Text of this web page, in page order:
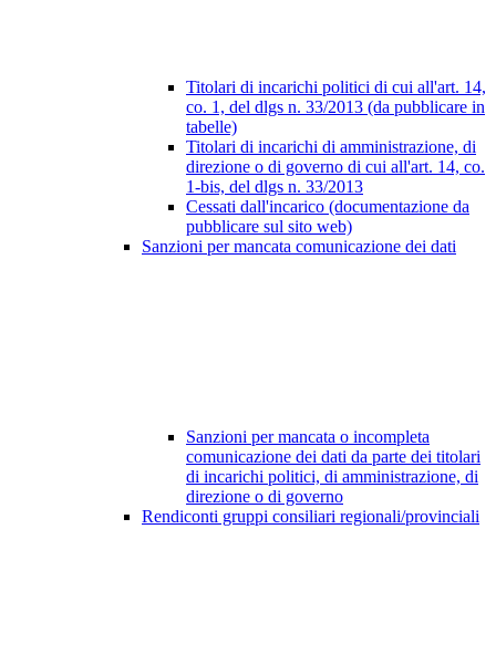
Titolari di incarichi politici di cui all'art. 14,
co. 1, del dlgs n. 33/2013 (da pubblicare in
tabelle)
Titolari di incarichi di amministrazione, di
direzione o di governo di cui all'art. 14, co.
1-bis, del dlgs n. 33/2013
Cessati dall'incarico (documentazione da
pubblicare sul sito web)
Sanzioni per mancata comunicazione dei dati
Sanzioni per mancata o incompleta
comunicazione dei dati da parte dei titolari
di incarichi politici, di amministrazione, di
direzione o di governo
Rendiconti gruppi consiliari regionali/provinciali